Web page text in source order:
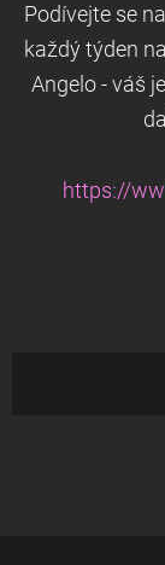
Podívejte se
každý týden
Angelo - váš
https://